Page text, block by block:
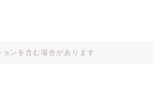
ンを含む場合があります